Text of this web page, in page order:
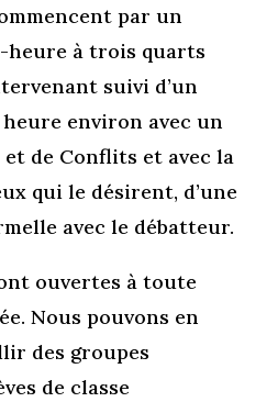
par un
heure à trois quarts
suivi d’un
heure environ avec un
et de Conflits et avec la
qui le désirent, d’une
avec le débatteur.
ouvertes à toute
Nous pouvons en
des groupes
de classe